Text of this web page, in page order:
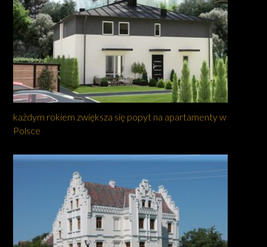
każdym rokiem zwiększa się popyt na apartamenty w
Polsce